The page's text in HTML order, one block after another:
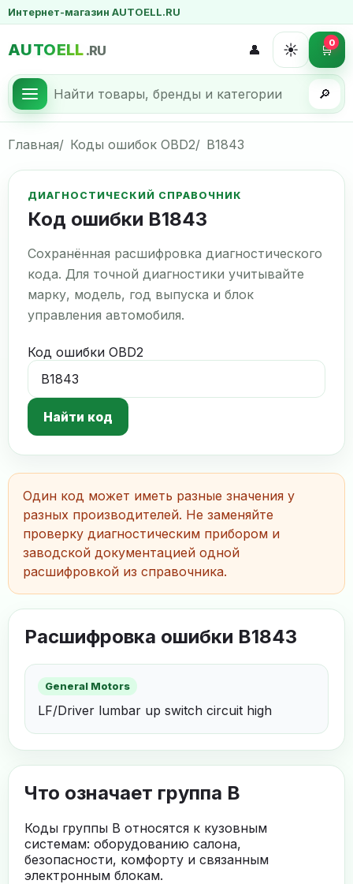
Интернет-магазин AUTOELL.RU
AUTOELL .RU
🔎
👤 ☀️ 🛒0
Главная Коды ошибок OBD2 B1843
ДИАГНОСТИЧЕСКИЙ СПРАВОЧНИК
Код ошибки B1843
Сохранённая расшифровка диагностического
кода. Для точной диагностики учитывайте
марку, модель, год выпуска и блок
управления автомобиля.
Код ошибки OBD2
Найти код
Один код может иметь разные значения у
разных производителей. Не заменяйте
проверку диагностическим прибором и
заводской документацией одной
расшифровкой из справочника.
Расшифровка ошибки B1843
General Motors
LF/Driver lumbar up switch circuit high
Что означает группа B
Коды группы B относятся к кузовным
системам: оборудованию салона,
безопасности, комфорту и связанным
электронным блокам.